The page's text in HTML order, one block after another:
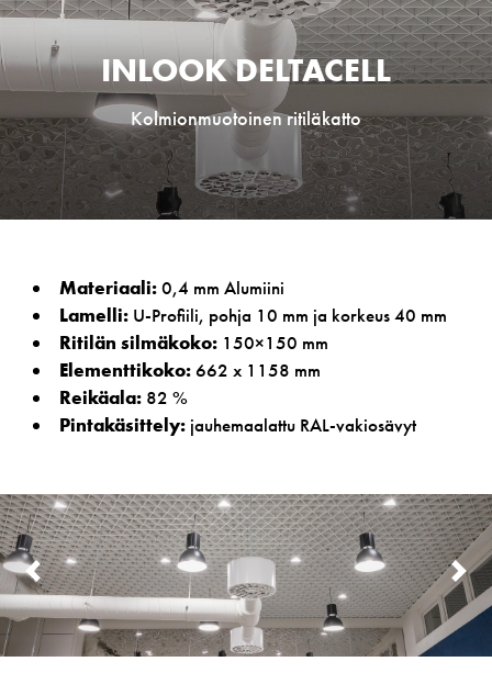
INLOOK DELTACELL
Kolmionmuotoinen ritiläkatto
Materiaali:0,4 mm Alumiini
Lamelli: U-Profiili, pohja 10 mm ja korkeus 40 mm
Ritilän silmäkoko: 150×150 mm
Elementtikoko:662 x 1158 mm
Reikäala: 82 %
Pintakäsittely: jauhemaalattu RAL-vakiosävyt
PREVIOUS